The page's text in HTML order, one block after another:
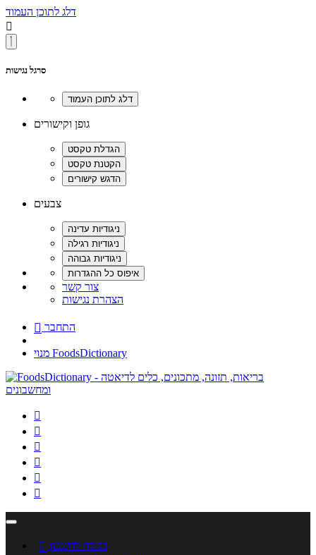
דלג לתוכן העמוד

סרגל נגישות
גופן וקישורים
צבעים
צור קשר
הצהרת נגישות
 התחבר
מנוי FoodsDictionary






 כניסה לחשבון